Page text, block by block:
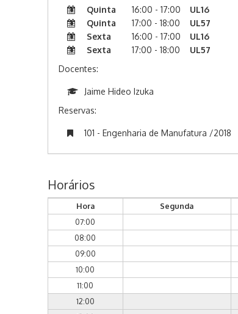
Quinta 16:00 - 17:00
UL16
Quinta
17:00 - 18:00
UL57
Sexta
16:00 - 17:00
UL16
Sexta
17:00 - 18:00
UL57
Docentes:
Jaime Hideo Izuka
Reservas:
101 - Engenharia de Manufatura /2018
Horários
Hora Segunda
07:00
08:00
09:00
10:00
11:00
12:00